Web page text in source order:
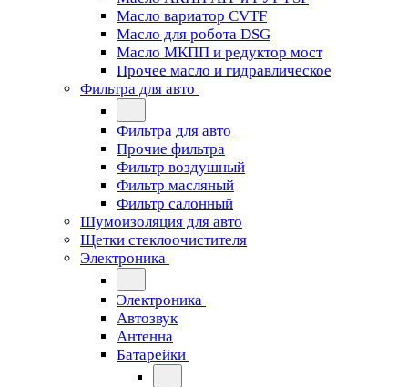
Масло вариатор CVTF
Масло для робота DSG
Масло МКПП и редуктор мост
Прочее масло и гидравлическое
Фильтра для авто
Фильтра для авто
Прочие фильтра
Фильтр воздушный
Фильтр масляный
Фильтр салонный
Шумоизоляция для авто
Щетки стеклоочистителя
Электроника
Электроника
Автозвук
Антенна
Батарейки